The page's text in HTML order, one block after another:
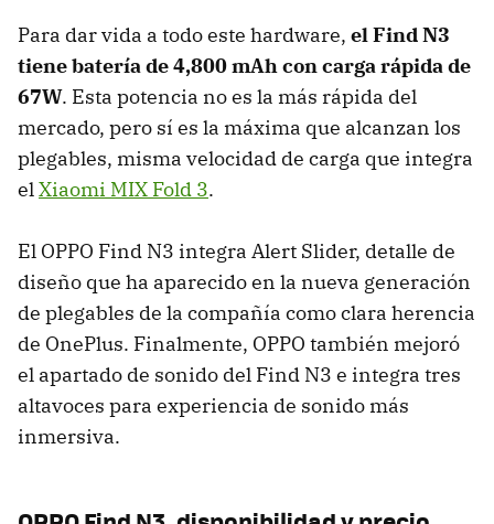
Para dar vida a todo este hardware, el Find N3
tiene batería de 4,800 mAh con carga rápida de
67W. Esta potencia no es la más rápida del
mercado, pero sí es la máxima que alcanzan los
plegables, misma velocidad de carga que integra
elXiaomi MIX Fold 3.
El OPPO Find N3 integra Alert Slider, detalle de
diseño que ha aparecido en la nueva generación
de plegables de la compañía como clara herencia
de OnePlus. Finalmente, OPPO también mejoró
el apartado de sonido del Find N3 e integra tres
altavoces para experiencia de sonido más
inmersiva.